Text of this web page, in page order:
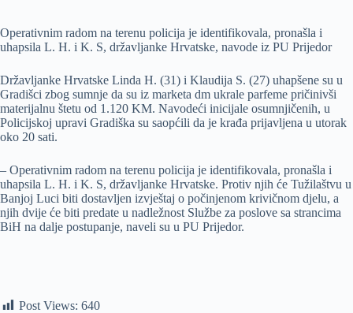
Operativnim radom na terenu policija je identifikovala, pronašla i
uhapsila L. H. i K. S, državljanke Hrvatske, navode iz PU Prijedor
Državljanke Hrvatske Linda H. (31) i Klaudija S. (27) uhapšene su u
Gradišci zbog sumnje da su iz marketa dm ukrale parfeme pričinivši
materijalnu štetu od 1.120 KM. Navodeći inicijale osumnjičenih, u
Policijskoj upravi Gradiška su saopćili da je krađa prijavljena u utorak
oko 20 sati.
– Operativnim radom na terenu policija je identifikovala, pronašla i
uhapsila L. H. i K. S, državljanke Hrvatske. Protiv njih će Tužilaštvu u
Banjoj Luci biti dostavljen izvještaj o počinjenom krivičnom djelu, a
njih dvije će biti predate u nadležnost Službe za poslove sa strancima
BiH na dalje postupanje, naveli su u PU Prijedor.
Post Views: 640